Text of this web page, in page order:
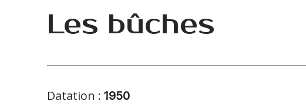
Les bûches
Datation : 1950